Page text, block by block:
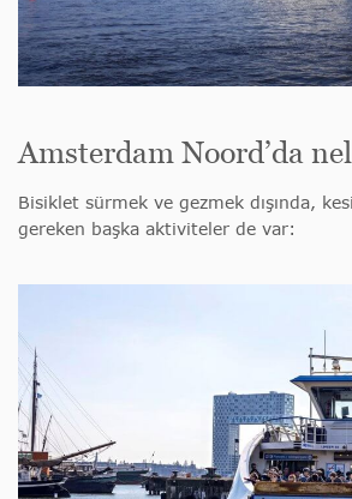
Amsterdam Noord’da
Bisiklet sürmek ve gezmek dışında,
gereken başka aktiviteler de var: